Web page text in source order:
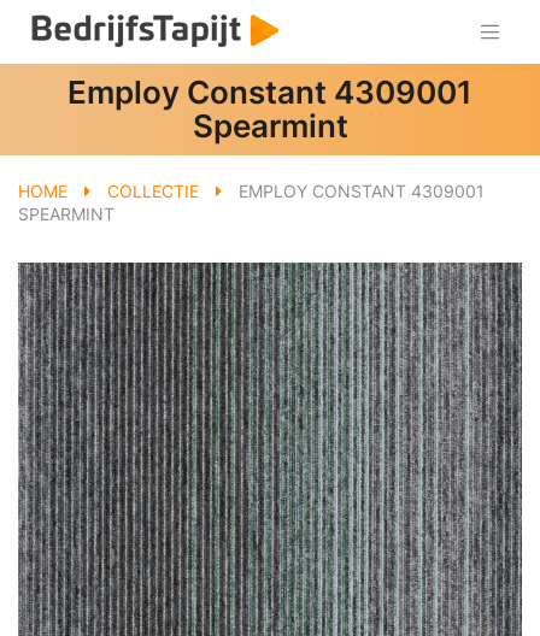
Employ Constant 4309001
Spearmint
HOME COLLECTIE
EMPLOY CONSTANT 4309001
SPEARMINT